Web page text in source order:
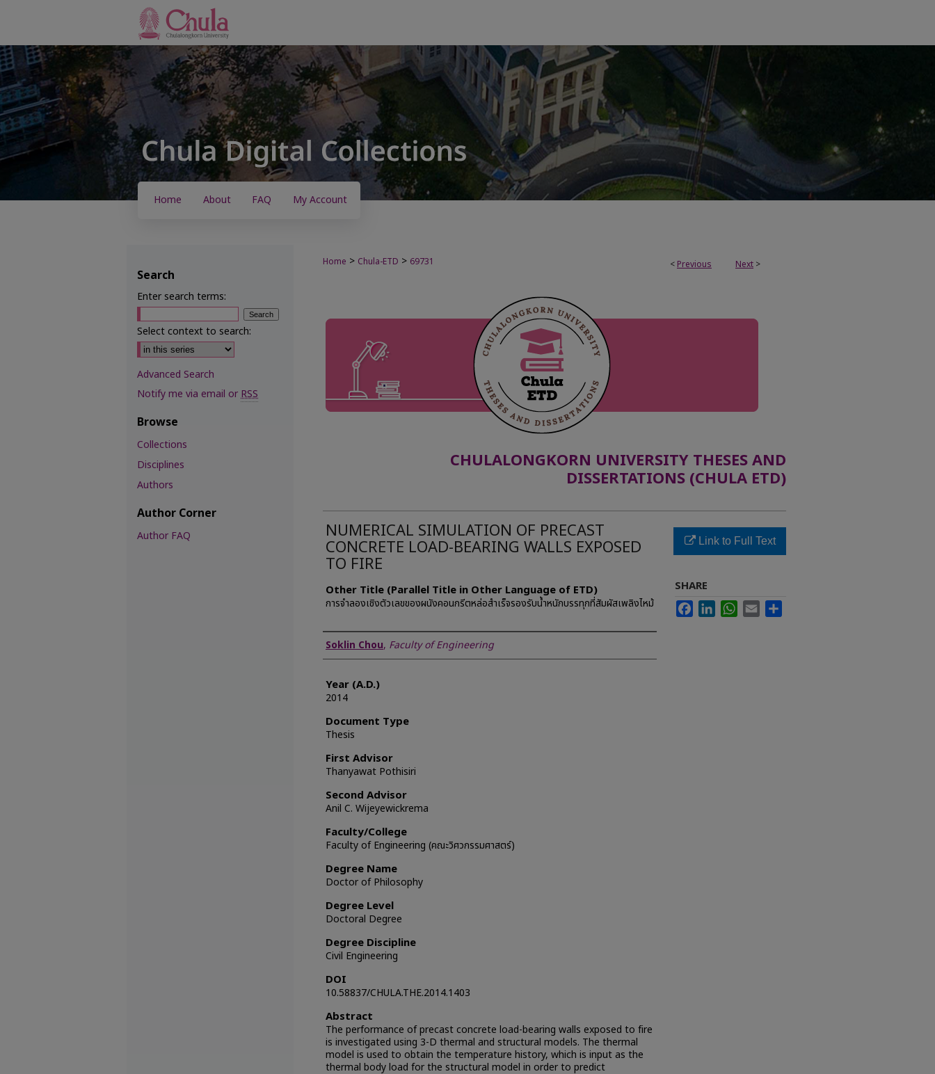
Home About FAQ My Account
< Previous Next >
Home > Chula-ETD > 69731
CHULALONGKORN UNIVERSITY THESES AND
DISSERTATIONS (CHULA ETD)
NUMERICAL SIMULATION OF PRECAST
CONCRETE LOAD-BEARING WALLS EXPOSED
TO FIRE
Other Title (Parallel Title in Other Language of ETD)
การจำลองเชิงตัวเลขของผนังคอนกรีตหล่อสำเร็จรองรับน้ำหนักบรรทุกที่สัมผัสเพลิงไหม้
Author
Soklin Chou, Faculty of Engineering
Year (A.D.)
2014
Document Type
Thesis
First Advisor
Thanyawat Pothisiri
Second Advisor
Anil C. Wijeyewickrema
Faculty/College
Faculty of Engineering (คณะวิศวกรรมศาสตร์)
Degree Name
Doctor of Philosophy
Degree Level
Doctoral Degree
Degree Discipline
Civil Engineering
DOI
10.58837/CHULA.THE.2014.1403
Abstract
The performance of precast concrete load-bearing walls exposed to fire
is investigated using 3-D thermal and structural models. The thermal
model is used to obtain the temperature history, which is input as the
thermal body load for the structural model in order to predict
Link to Full Text
SHARE
FacebookLinkedInWhatsApp
Email
Search
Enter search terms:
Select context to search:
Advanced Search
Notify me via email orRSS
Browse
Collections
Disciplines
Authors
Author Corner
Author FAQ